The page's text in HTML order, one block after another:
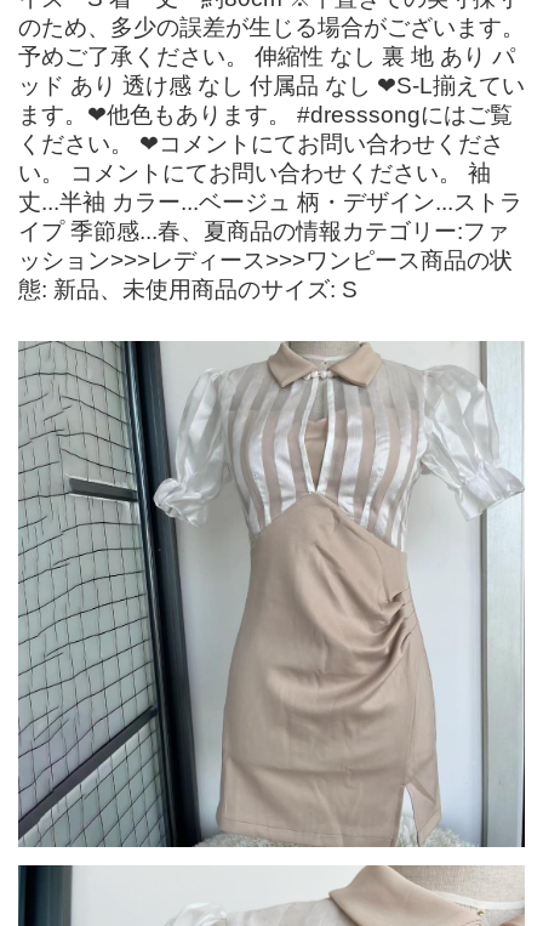
のため、多少の誤差が生じる場合がございます。
予めご了承ください。 伸縮性 なし 裏 地 あり パ
ッド あり 透け感 なし 付属品 なし ❤S-L揃えてい
ます。❤他色もあります。 #dresssongにはご覧
ください。 ❤コメントにてお問い合わせくださ
い。 コメントにてお問い合わせください。 袖
丈...半袖 カラー...ベージュ 柄・デザイン...ストラ
イプ 季節感...春、夏商品の情報カテゴリー:ファ
ッション>>>レディース>>>ワンピース商品の状
態: 新品、未使用商品のサイズ: S